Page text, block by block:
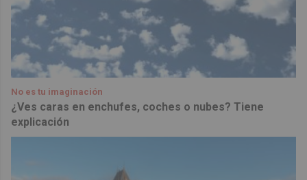
No es tu imaginación
¿Ves caras en enchufes, coches o nubes? Tiene
explicación